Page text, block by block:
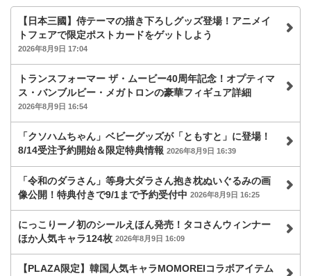
【日本三國】侍テーマの描き下ろしグッズ登場！アニメイ
トフェアで限定ポストカードをゲットしよう
2026年8月9日 17:04
トランスフォーマー ザ・ムービー40周年記念！オプティマ
ス・バンブルビー・メガトロンの豪華フィギュア詳細
2026年8月9日 16:54
「クソハムちゃん」ベビーグッズが「ともすと」に登場！
8/14受注予約開始＆限定特典情報 2026年8月9日 16:39
「令和のダラさん」等身大ダラさん抱き枕ぬいぐるみの画
像公開！特典付きで9/1まで予約受付中 2026年8月9日 16:25
にっこりーノ初のシールえほん発売！タコさんウィンナー
ほか人気キャラ124枚 2026年8月9日 16:09
【PLAZA限定】韓国人気キャラMOMOREIコラボアイテム